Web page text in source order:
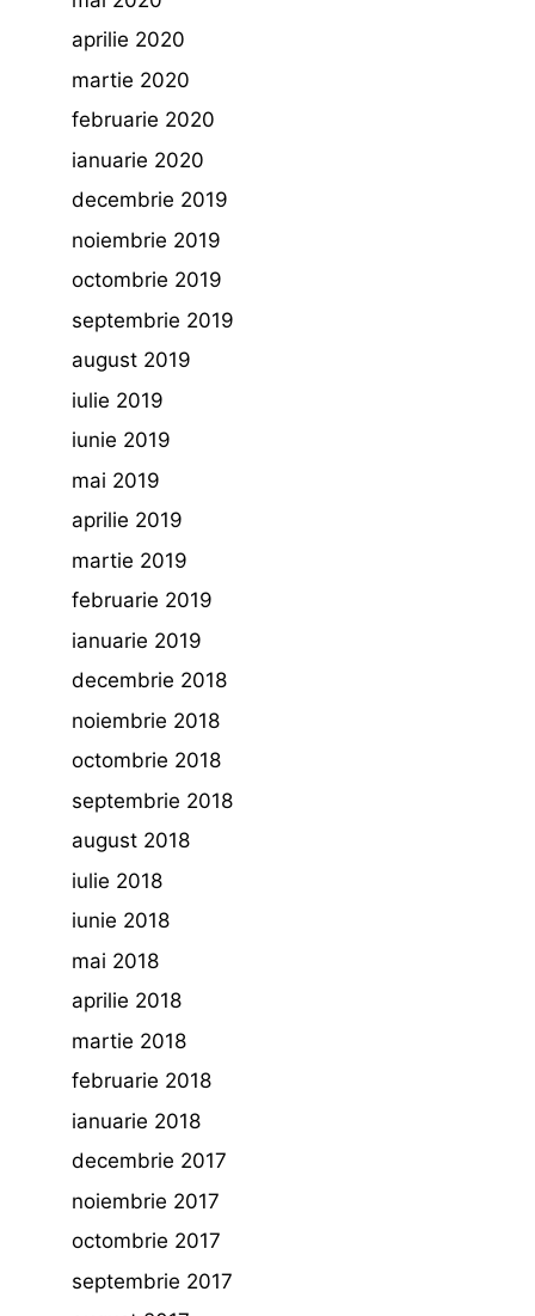
aprilie 2020
martie 2020
februarie 2020
ianuarie 2020
decembrie 2019
noiembrie 2019
octombrie 2019
septembrie 2019
august 2019
iulie 2019
iunie 2019
mai 2019
aprilie 2019
martie 2019
februarie 2019
ianuarie 2019
decembrie 2018
noiembrie 2018
octombrie 2018
septembrie 2018
august 2018
iulie 2018
iunie 2018
mai 2018
aprilie 2018
martie 2018
februarie 2018
ianuarie 2018
decembrie 2017
noiembrie 2017
octombrie 2017
septembrie 2017